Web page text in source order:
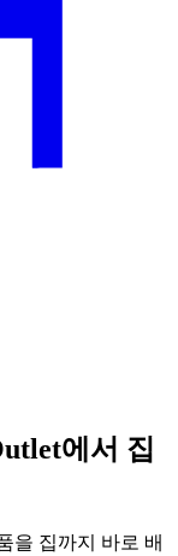
에서 집
을 집까지 바로 배